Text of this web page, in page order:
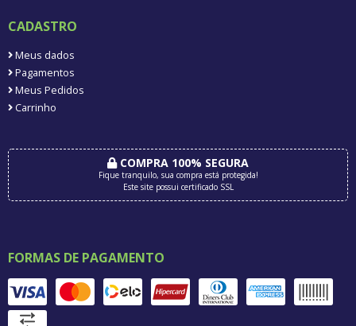
CADASTRO
Meus dados
Pagamentos
Meus Pedidos
Carrinho
COMPRA 100% SEGURA
Fique tranquilo, sua compra está protegida!
Este site possui certificado SSL
FORMAS DE PAGAMENTO